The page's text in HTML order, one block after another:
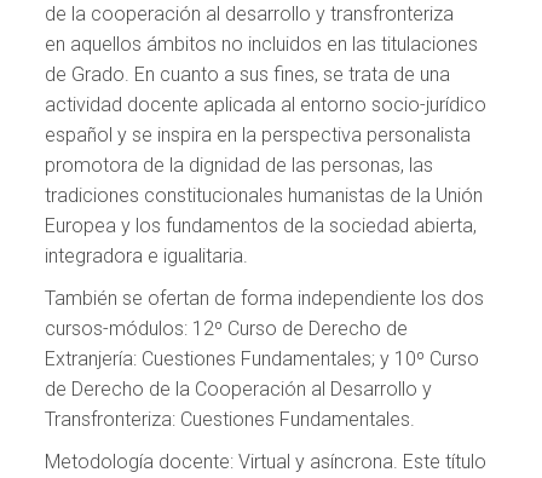
de la cooperación al desarrollo y transfronteriza
en aquellos ámbitos no incluidos en las titulaciones
de Grado. En cuanto a sus fines, se trata de una
actividad docente aplicada al entorno socio-jurídico
español y se inspira en la perspectiva personalista
promotora de la dignidad de las personas, las
tradiciones constitucionales humanistas de la Unión
Europea y los fundamentos de la sociedad abierta,
integradora e igualitaria.
También se ofertan de forma independiente los dos
cursos-módulos: 12º Curso de Derecho de
Extranjería: Cuestiones Fundamentales; y 10º Curso
de Derecho de la Cooperación al Desarrollo y
Transfronteriza: Cuestiones Fundamentales.
Metodología docente: Virtual y asíncrona. Este título